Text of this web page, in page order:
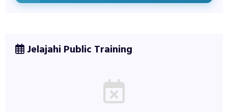
Jelajahi Public Training